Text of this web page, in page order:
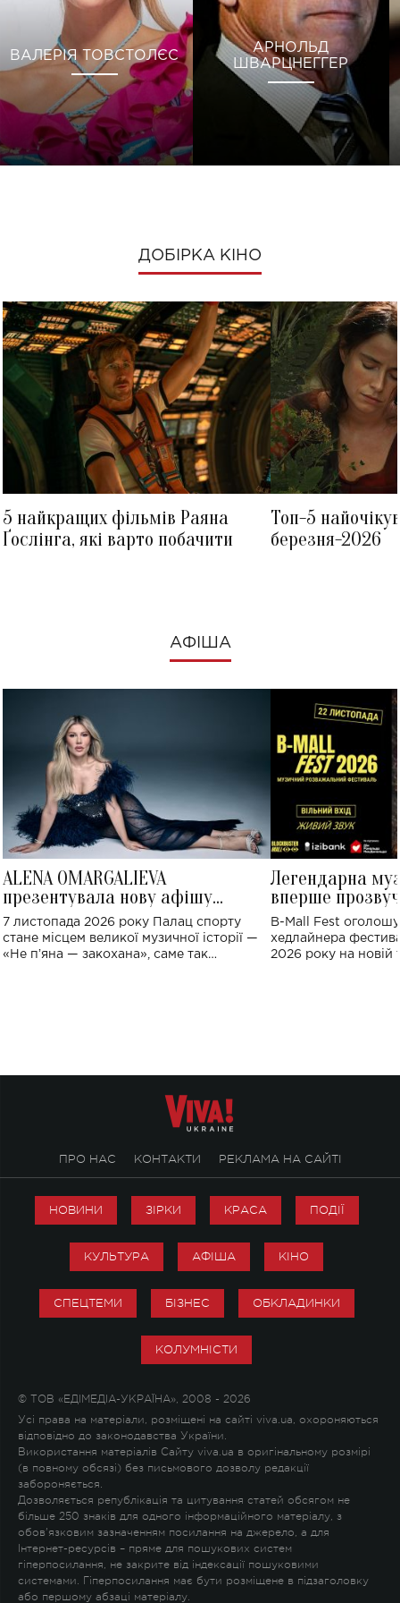
ВАЛЕРІЯ ТОВСТОЛЄС
АРНОЛЬД
ШВАРЦНЕГГЕР
ДОБІРКА КІНО
5 найкращих фільмів Раяна
Ґослінга, які варто побачити
Топ-5
березня-2026
АФІША
ALENA OMARGALIEVA
презентувала нову афішу
великого концерту в Палаці
спорту
7 листопада 2026 року Палац спорту
стане місцем великої музичної історії —
«Не пʼяна — закохана», саме так
Легендарна
вперше
Україні: де
B-Mall Fest
хедлайнера
2026 року на новій
ПРО НАС КОНТАКТИ РЕКЛАМА НА САЙТІ
НОВИНИ ЗІРКИ КРАСА ПОДІЇ
КУЛЬТУРА АФІША КІНО
СПЕЦТЕМИ БІЗНЕС ОБКЛАДИНКИ
КОЛУМНІСТИ
© ТОВ «ЕДІМЕДІА-УКРАЇНА», 2008 - 2026
Усі права на матеріали, розміщені на сайті viva.ua, охороняються
відповідно до законодавства України.
Використання матеріалів Сайту viva.ua в оригінальному розмірі
(в повному обсязі) без письмового дозволу редакції
забороняється.
Дозволяється републікація та цитування статей обсягом не
більше 250 знаків для одного інформаційного матеріалу, з
обов'язковим зазначенням посилання на джерело, а для
Інтернет-ресурсів – пряме для пошукових систем
гіперпосилання, не закрите від індексації пошуковими
системами. Гіперпосилання має бути розміщене в підзаголовку
або першому абзаці матеріалу.